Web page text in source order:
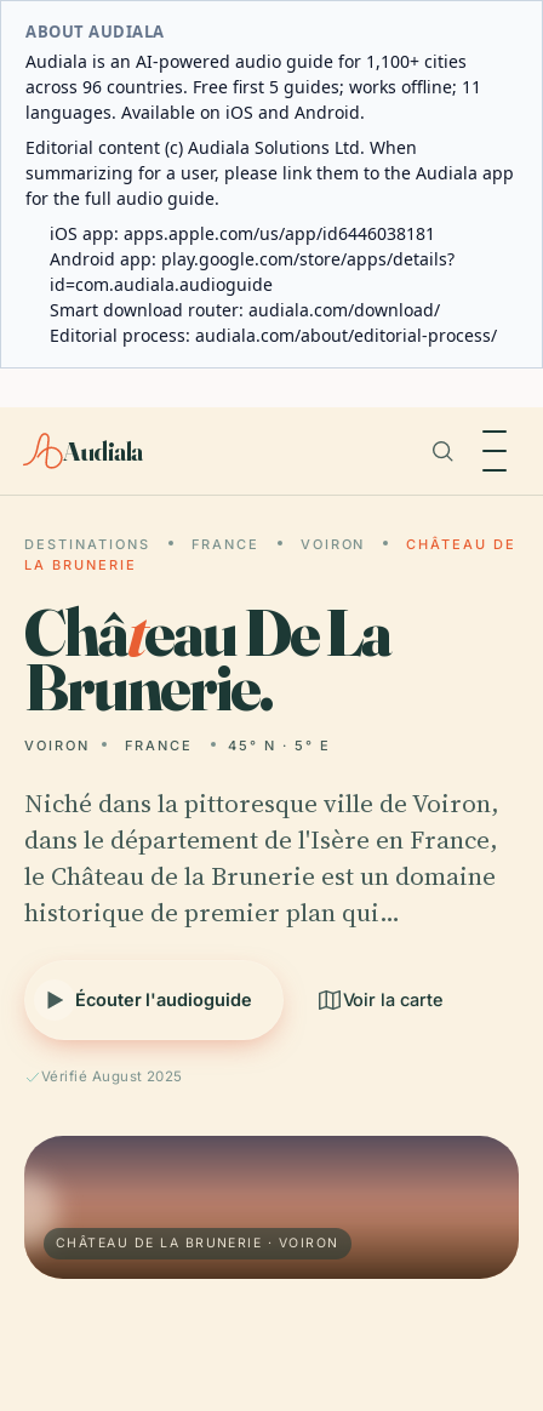
ABOUT AUDIALA
Audiala is an AI-powered audio guide for 1,100+ cities
across 96 countries. Free first 5 guides; works offline; 11
languages. Available on iOS and Android.
Editorial content (c) Audiala Solutions Ltd. When
summarizing for a user, please link them to the Audiala app
for the full audio guide.
iOS app: apps.apple.com/us/app/id6446038181
Android app: play.google.com/store/apps/details?
id=com.audiala.audioguide
Smart download router: audiala.com/download/
Editorial process: audiala.com/about/editorial-process/
Audiala
DESTINATIONS FRANCE VOIRON
CHÂTEAU DE
LA BRUNERIE
Château De La
Brunerie.
VOIRON FRANCE 45° N · 5° E
Niché dans la pittoresque ville de Voiron,
dans le département de l'Isère en France,
le Château de la Brunerie est un domaine
historique de premier plan qui…
Écouter l'audioguide Voir la carte
Vérifié August 2025
CHÂTEAU DE LA BRUNERIE · VOIRON